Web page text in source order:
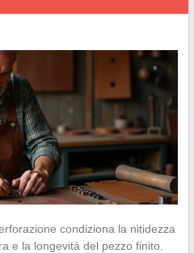
condiziona la nitidezza
e la longevità del pezzo finito.